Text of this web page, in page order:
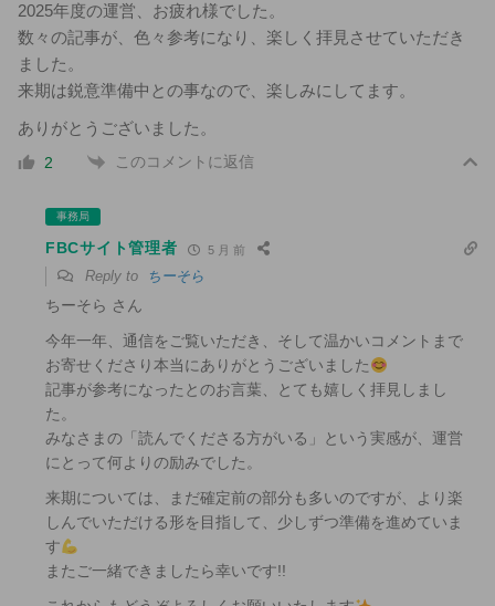
2025年度の運営、お疲れ様でした。
数々の記事が、色々参考になり、楽しく拝見させていただき
ました。
来期は鋭意準備中との事なので、楽しみにしてます。
ありがとうございました。
2 このコメントに返信
事務局
FBCサイト管理者 5 月 前
Reply to ちーそら
ちーそら さん
今年一年、通信をご覧いただき、そして温かいコメントまで
お寄せくださり本当にありがとうございました
記事が参考になったとのお言葉、とても嬉しく拝見しまし
た。
みなさまの「読んでくださる方がいる」という実感が、運営
にとって何よりの励みでした。
来期については、まだ確定前の部分も多いのですが、より楽
しんでいただける形を目指して、少しずつ準備を進めていま
す
またご一緒できましたら幸いです!!